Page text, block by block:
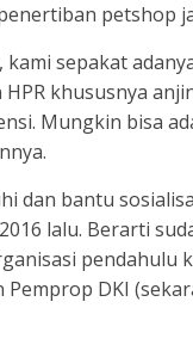
petshop
kami sepakat
khususnya
Mungkin bisa
dan bantu
lalu. Berarti
pendahulu
Pemprop DKI